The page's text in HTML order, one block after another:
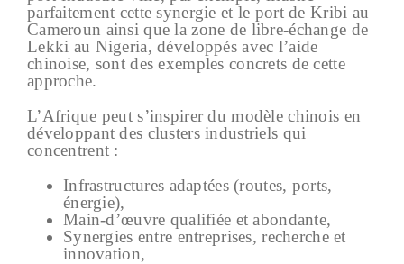
parfaitement cette synergie et le port de Kribi au
Cameroun ainsi que la zone de libre-échange de
Lekki au Nigeria, développés avec l’aide
chinoise, sont des exemples concrets de cette
approche.
L’Afrique peut s’inspirer du modèle chinois en
développant des clusters industriels qui
concentrent :
Infrastructures adaptées (routes, ports,
énergie),
Main-d’œuvre qualifiée et abondante,
Synergies entre entreprises, recherche et
innovation,